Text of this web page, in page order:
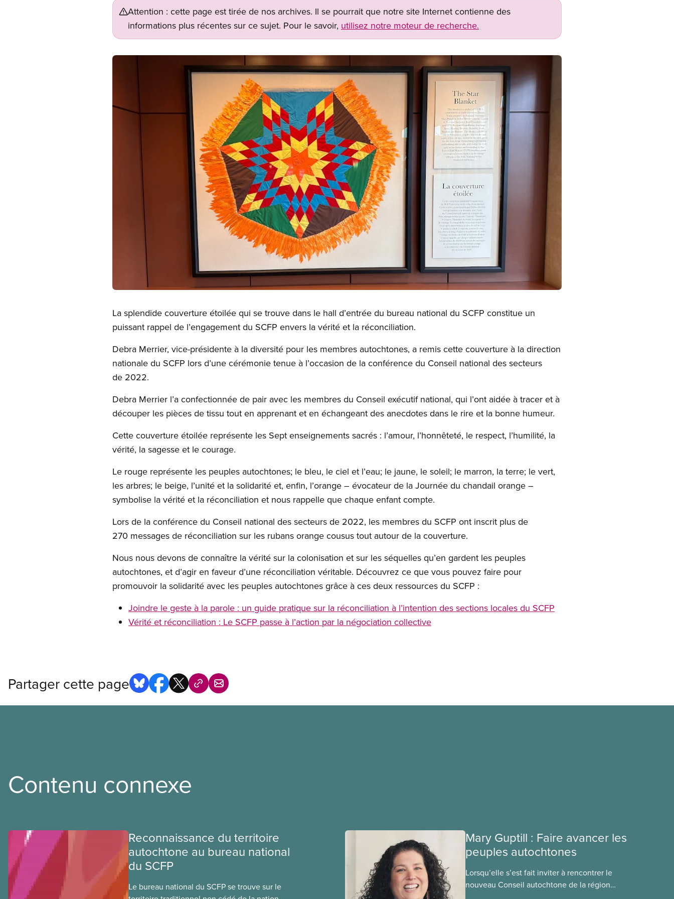
Attention : cette page est tirée de nos archives. Il se pourrait que notre site Internet contienne des
informations plus récentes sur ce sujet. Pour le savoir, utilisez notre moteur de recherche.
Image
La splendide couverture étoilée qui se trouve dans le hall d’entrée du bureau national du SCFP constitue un
puissant rappel de l’engagement du SCFP envers la vérité et la réconciliation.
Debra Merrier, vice-présidente à la diversité pour les membres autochtones, a remis cette couverture à la direction
nationale du SCFP lors d’une cérémonie tenue à l’occasion de la conférence du Conseil national des secteurs
de 2022.
Debra Merrier l’a confectionnée de pair avec les membres du Conseil exécutif national, qui l’ont aidée à tracer et à
découper les pièces de tissu tout en apprenant et en échangeant des anecdotes dans le rire et la bonne humeur.
Cette couverture étoilée représente les Sept enseignements sacrés : l’amour, l’honnêteté, le respect, l’humilité, la
vérité, la sagesse et le courage.
Le rouge représente les peuples autochtones; le bleu, le ciel et l’eau; le jaune, le soleil; le marron, la terre; le vert,
les arbres; le beige, l’unité et la solidarité et, enfin, l’orange – évocateur de la Journée du chandail orange –
symbolise la vérité et la réconciliation et nous rappelle que chaque enfant compte.
Lors de la conférence du Conseil national des secteurs de 2022, les membres du SCFP ont inscrit plus de
270 messages de réconciliation sur les rubans orange cousus tout autour de la couverture.
Nous nous devons de connaître la vérité sur la colonisation et sur les séquelles qu’en gardent les peuples
autochtones, et d’agir en faveur d’une réconciliation véritable. Découvrez ce que vous pouvez faire pour
promouvoir la solidarité avec les peuples autochtones grâce à ces deux ressources du SCFP :
Joindre le geste à la parole : un guide pratique sur la réconciliation à l’intention des sections locales du SCFP
Vérité et réconciliation : Le SCFP passe à l’action par la négociation collective
Partager cette page
Contenu connexe
Reconnaissance du territoire
autochtone au bureau national
du SCFP
Le bureau national du SCFP se trouve sur le
Mary Guptill : Faire avancer les
peuples autochtones
Lorsqu’elle s’est fait inviter à rencontrer le
nouveau Conseil autochtone de la région